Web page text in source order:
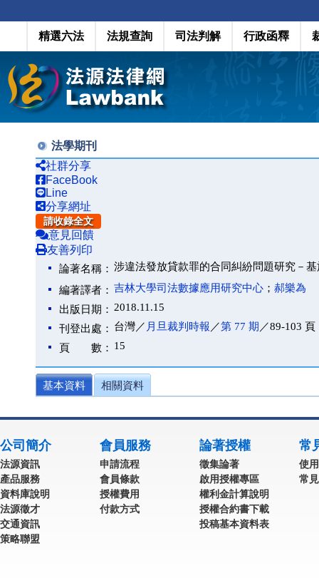
精選六法 法規查詢 司法判解 行政函釋
法學期刊
社群分享
FaceBook
Line
分享網址
請收錄全文
意見回饋
友善列印
論著名稱： 涉違法發放貸款罪的合同糾紛問題研究－
編著譯者： 吉林大學司法數據應用研究中心 ； 郝樂為
出版日期： 2018.11.15
刊登出處： 台灣／ 月旦裁判時報 ／第 77 期 ／89-103 頁
頁 數： 15
基本資料 相關資料
公司簡介
法源資訊
產品服務
資料庫說明
法源徵才
交通資訊
策略聯盟
會員服務
申請流程
會員條款
授權費用
付款方式
論著授權
徵集論著
啟用授權專區
權利金計算說明
授權合約書下載
投稿基本資料表
常
使
常